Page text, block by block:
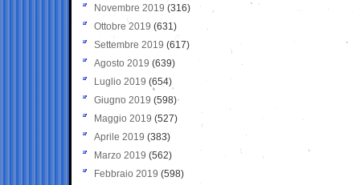
Novembre 2019 (316)
Ottobre 2019 (631)
Settembre 2019 (617)
Agosto 2019 (639)
Luglio 2019 (654)
Giugno 2019 (598)
Maggio 2019 (527)
Aprile 2019 (383)
Marzo 2019 (562)
Febbraio 2019 (598)